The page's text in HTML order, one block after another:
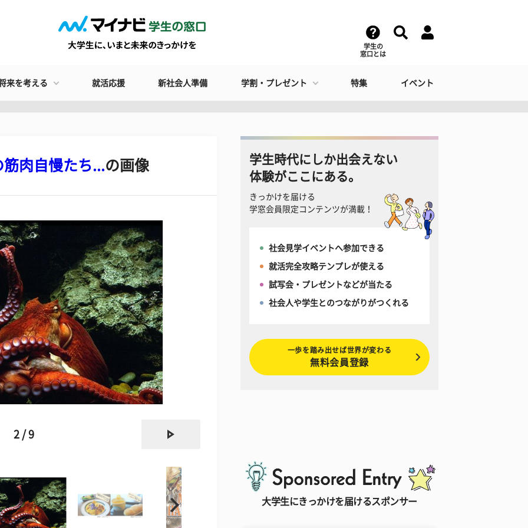
学生の
窓口とは
来を考える 就活応援 新社会人準備 学割・プレゼント 特集 イベント
肉自慢たち...の画像
2 / 9
学生時代にしか出会えない
体験がここにある。
きっかけを届ける
学窓会員限定コンテンツが満載！
社会見学イベントへ参加できる
就活完全攻略テンプレが使える
試写会・プレゼントなどが当たる
社会人や学生とのつながりがつくれる
一歩を踏み出せば世界が変わる
無料会員登録
大学生にきっかけを届けるスポンサー